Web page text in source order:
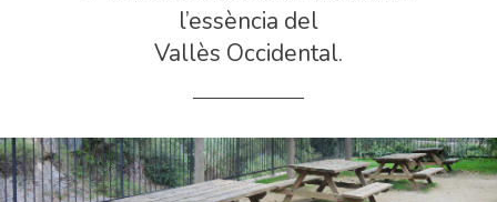
l’essència del
Vallès Occidental.